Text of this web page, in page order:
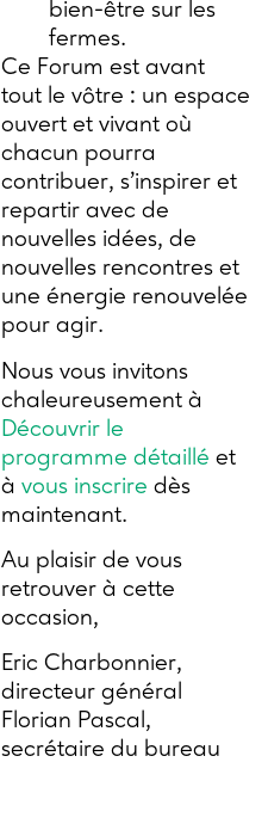
bien-être sur les
fermes.
Ce Forum est avant
tout le vôtre : un espace
ouvert et vivant où
chacun pourra
contribuer, s’inspirer et
repartir avec de
nouvelles idées, de
nouvelles rencontres et
une énergie renouvelée
pour agir.
Nous vous invitons
chaleureusement à
Découvrir le
programme détaillé et
à vous inscrire dès
maintenant.
Au plaisir de vous
retrouver à cette
occasion,
Eric Charbonnier,
directeur général
Florian Pascal,
secrétaire du bureau